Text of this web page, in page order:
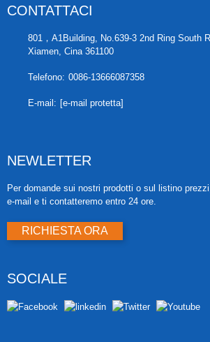
CONTATTACI
801，A1Building, No.639-3 2nd Ring South
Xiamen, Cina 361100
Telefono: 0086-13666087358
E-mail: [e-mail protetta]
NEWLETTER
Per domande sui nostri prodotti o sul listino
e-mail e ti contatteremo entro 24 ore.
RICHIESTA ORA
SOCIALE